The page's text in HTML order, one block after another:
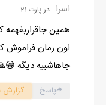
اسرا در پارت 21
همین
اون رمان فراموش
جاهاشبیه دیگه
پاسخ گزارش